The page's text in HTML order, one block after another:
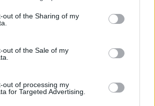
out of the Sharing of my
out of the Sale of my
out of processing my
for Targeted Advertising.
en gang (ca 40 stk) og legg dem på
stekeplater. La dem heve lunt i 1
i ovnen ved 230°C i 7-10 minutter.